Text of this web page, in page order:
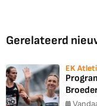
Gerelateerd
EK